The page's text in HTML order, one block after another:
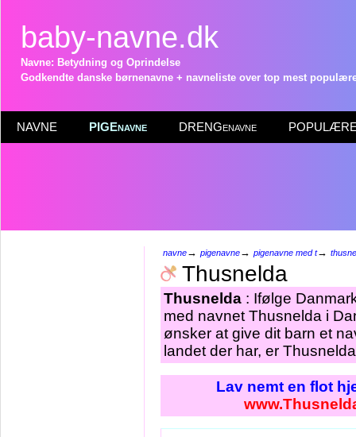
baby-navne.dk
Navne: Betydning og Oprindelse
Godkendte danske børnenavne + navneliste over top mest
NAVNE PIGEnavne DRENGenavne POPULÆRE
navne→ pigenavne→ pigenavne med t→
Thusnelda
Thusnelda : Ifølge
med navnet Thusnelda i
ønsker at give dit barn et
landet der har, er
Lav nemt en flot